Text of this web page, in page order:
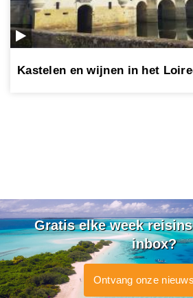
Kastelen en wijnen in het
Gratis elke week
inbox?
Ontvang onze